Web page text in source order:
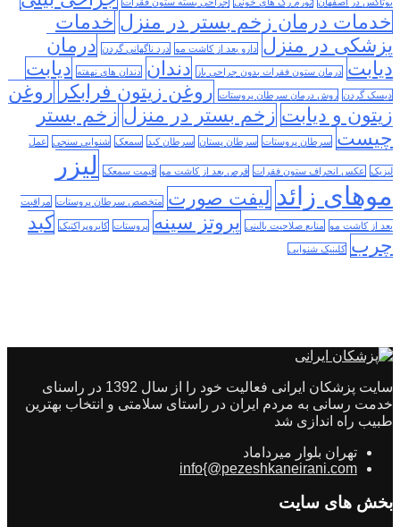
خدمات درمان زخم بستر در منزل خدمات
پزشکی در منزل دارو بعد از کاشت مو درد ناگهانی گردن درمان
دیابت درمان ستون فقرات بدون جراحی باز دندان دندان های نهفته دیابت
دیسک گردن روش درمان سرطان پروستات روغن زیتون فرابکر روغن
زیتون و دیابت زخم بستر در منزل زخم بستر
چیست سرطان پروستات سرطان پستان سرطان کبد سمعک شنوایی سنجی عمل
لیزیک عکس انحراف ستون فقرات قرص بعد از کاشت مو قیمت سمعک
لیزر
موهای زائد لیفت صورت متخصص سرطان پروستات مراقبت
بعد از کاشت مو منابع صلاحیت بالینی پروتز سینه پروستات کایروپراکتیک کبد
چرب کلینیک شنوایی
سایت پزشکان ایرانی فعالیت خود را از سال 1392 در راسنای
خدمت رسانی به مردم ایران در راستای سلامتی و انتخاب بهترین
طبیب راه اندازی شد
تهران بلوار میرداماد
info{@pezeshkaneirani.com
بخش های سایت